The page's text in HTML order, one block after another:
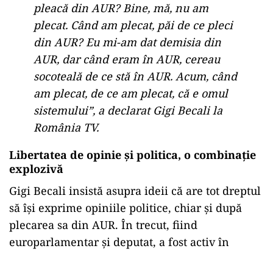
pleacă din AUR? Bine, mă, nu am
plecat. Când am plecat, păi de ce pleci
din AUR? Eu mi-am dat demisia din
AUR, dar când eram în AUR, cereau
socoteală de ce stă în AUR. Acum, când
am plecat, de ce am plecat, că e omul
sistemului”, a declarat Gigi Becali la
România TV.
Libertatea de opinie și politica, o combinație
explozivă
Gigi Becali insistă asupra ideii că are tot dreptul
să își exprime opiniile politice, chiar și după
plecarea sa din AUR. În trecut, fiind
europarlamentar și deputat, a fost activ în